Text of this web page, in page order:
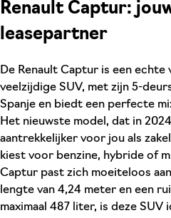
Renault Captur:
leasepartner
De Renault Captur is een echte
veelzijdige SUV, met zijn 5-
Spanje en biedt een perfecte
Het nieuwste model, dat in
aantrekkelijker voor jou als
kiest voor benzine, hybride of
Captur past zich moeiteloos
lengte van 4,24 meter en een
maximaal 487 liter, is deze SUV